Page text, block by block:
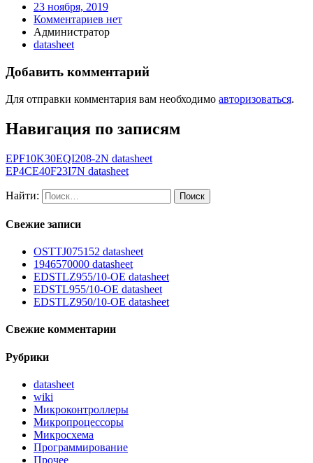
23 ноября, 2019
Комментариев нет
Администратор
datasheet
Добавить комментарий
Для отправки комментария вам необходимо авторизоваться.
Навигация по записям
EPF10K30EQI208-2N datasheet
EP4CE40F23I7N datasheet
Найти:
Свежие записи
OSTTJ075152 datasheet
1946570000 datasheet
EDSTLZ955/10-OE datasheet
EDSTL955/10-OE datasheet
EDSTLZ950/10-OE datasheet
Свежие комментарии
Рубрики
datasheet
wiki
Микроконтроллеры
Микропроцессоры
Микросхема
Программирование
Прочее